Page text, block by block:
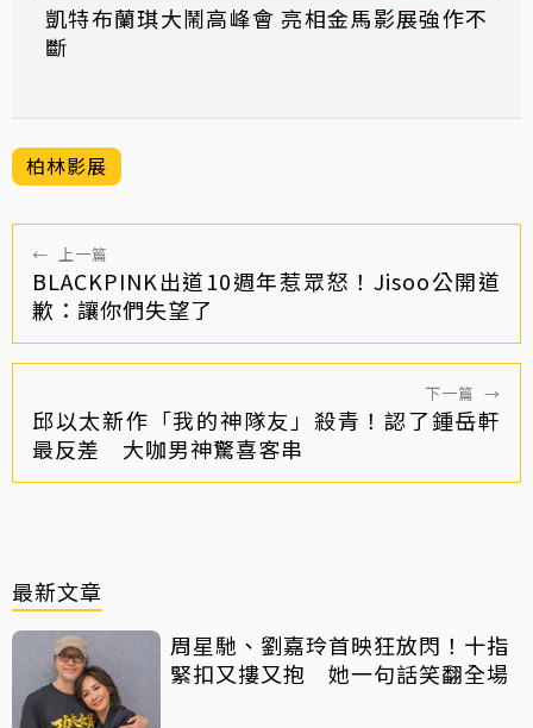
凱特布蘭琪大鬧高峰會 亮相金馬影展強作不
斷
柏林影展
← 上一篇
BLACKPINK出道10週年惹眾怒！Jisoo公開道
歉：讓你們失望了
下一篇 →
邱以太新作「我的神隊友」殺青！認了鍾岳軒
最反差 大咖男神驚喜客串
最新文章
周星馳、劉嘉玲首映狂放閃！十指
緊扣又摟又抱 她一句話笑翻全場